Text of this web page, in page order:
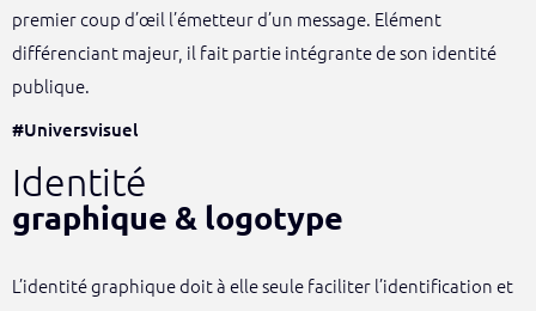
premier coup d’œil l’émetteur d’un message. Elément
différenciant majeur, il fait partie intégrante de son identité
publique.
#Universvisuel
Identité
graphique & logotype
L’identité graphique doit à elle seule faciliter l’identification et